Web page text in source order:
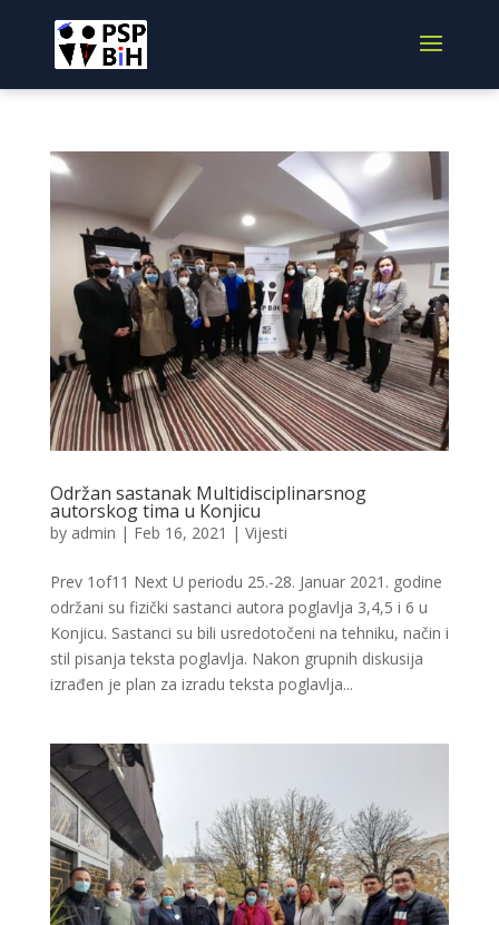
Održan sastanak Multidisciplinarsnog
autorskog tima u Konjicu
by admin | Feb 16, 2021 | Vijesti
Prev 1of11 Next U periodu 25.-28. Januar 2021. godine
održani su fizički sastanci autora poglavlja 3,4,5 i 6 u
Konjicu. Sastanci su bili usredotočeni na tehniku, način i
stil pisanja teksta poglavlja. Nakon grupnih diskusija
izrađen je plan za izradu teksta poglavlja...